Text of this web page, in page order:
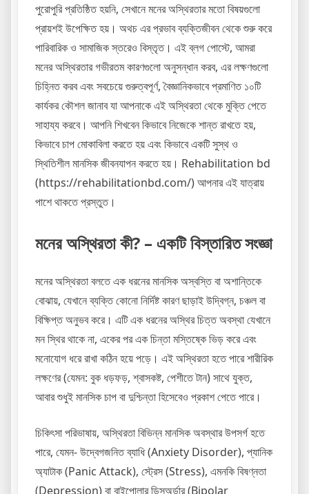
পুরোপুরি প্রতিষ্ঠিত হয়নি, সেখানে মনের অস্থিরতার মতো বিষয়গুলো
প্রায়শই উপেক্ষিত হয়। অথচ এর প্রভাব ব্যক্তিজীবন থেকে শুরু করে
পারিবারিক ও সামাজিক স্তরেও বিস্তৃত। এই ব্লগ পোস্টে, আমরা
মনের অস্থিরতার গভীরতম কারণগুলো অনুসন্ধান করব, এর লক্ষণগুলো
চিহ্নিত করব এবং সবচেয়ে গুরুত্বপূর্ণ, বৈজ্ঞানিকভাবে প্রমাণিত ১০টি
কার্যকর কৌশল জানাব যা আপনাকে এই অস্থিরতা থেকে মুক্তি পেতে
সাহায্য করবে। আপনি শিখবেন কিভাবে নিজেকে শান্ত রাখতে হয়,
কিভাবে চাপ মোকাবিলা করতে হয় এবং কিভাবে একটি সুস্থ ও
স্থিতিশীল মানসিক জীবনযাপন করতে হয়। Rehabilitation bd
(https://rehabilitationbd.com/) আপনার এই যাত্রায়
পাশে থাকতে প্রস্তুত।
মনের অস্থিরতা কী? – একটি বিস্তারিত সংজ্ঞা
মনের অস্থিরতা বলতে এক ধরনের মানসিক অস্বস্তি বা অশান্তিকে
বোঝায়, যেখানে ব্যক্তি কোনো নির্দিষ্ট কারণ ছাড়াই উদ্বিগ্ন, চঞ্চল বা
বিক্ষিপ্ত অনুভব করে। এটি এক ধরনের অস্থির চিত্ত অবস্থা যেখানে
মন স্থির থাকে না, একের পর এক চিন্তা মস্তিষ্কে ভিড় করে এবং
মনোযোগ ধরে রাখা কঠিন হয়ে পড়ে। এই অস্থিরতা হতে পারে শারীরিক
লক্ষণের (যেমন: বুক ধড়ফড়, শ্বাসকষ্ট, পেশীতে টান) সাথে যুক্ত,
আবার শুধুই মানসিক চাপ বা দুশ্চিন্তা হিসেবেও প্রকাশ পেতে পারে।
চিকিৎসা পরিভাষায়, অস্থিরতা বিভিন্ন মানসিক অবস্থার উপসর্গ হতে
পারে, যেমন- উদ্বেগজনিত ব্যাধি (Anxiety Disorder), প্যানিক
অ্যাটাক (Panic Attack), স্ট্রেস (Stress), এমনকি বিষণ্নতা
(Depression) বা বাইপোলার ডিসঅর্ডার (Bipolar